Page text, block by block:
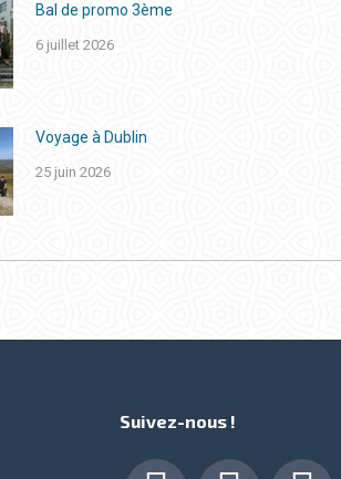
Bal de promo 3ème
6 juillet 2026
Voyage à Dublin
25 juin 2026
Suivez-nous !